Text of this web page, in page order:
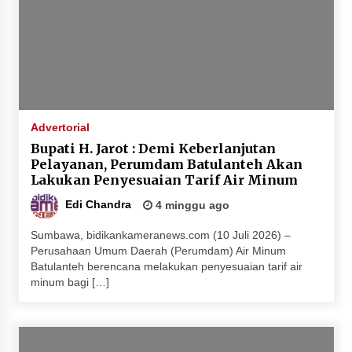
Advertorial
Bupati H. Jarot : Demi Keberlanjutan
Pelayanan, Perumdam Batulanteh Akan
Lakukan Penyesuaian Tarif Air Minum
Edi Chandra 4 minggu ago
Sumbawa, bidikankameranews.com (10 Juli 2026) –
Perusahaan Umum Daerah (Perumdam) Air Minum
Batulanteh berencana melakukan penyesuaian tarif air
minum bagi […]